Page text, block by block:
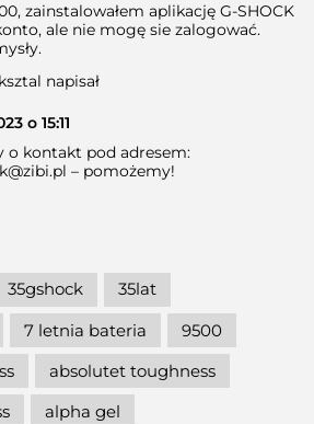
zainstalowałem aplikację G-SHOCK
ale nie mogę sie zalogować.
napisał
o 15:11
o kontakt pod adresem:
– pomożemy!
35gshock
35lat
7 letnia bateria
9500
absolutet toughness
alpha gel